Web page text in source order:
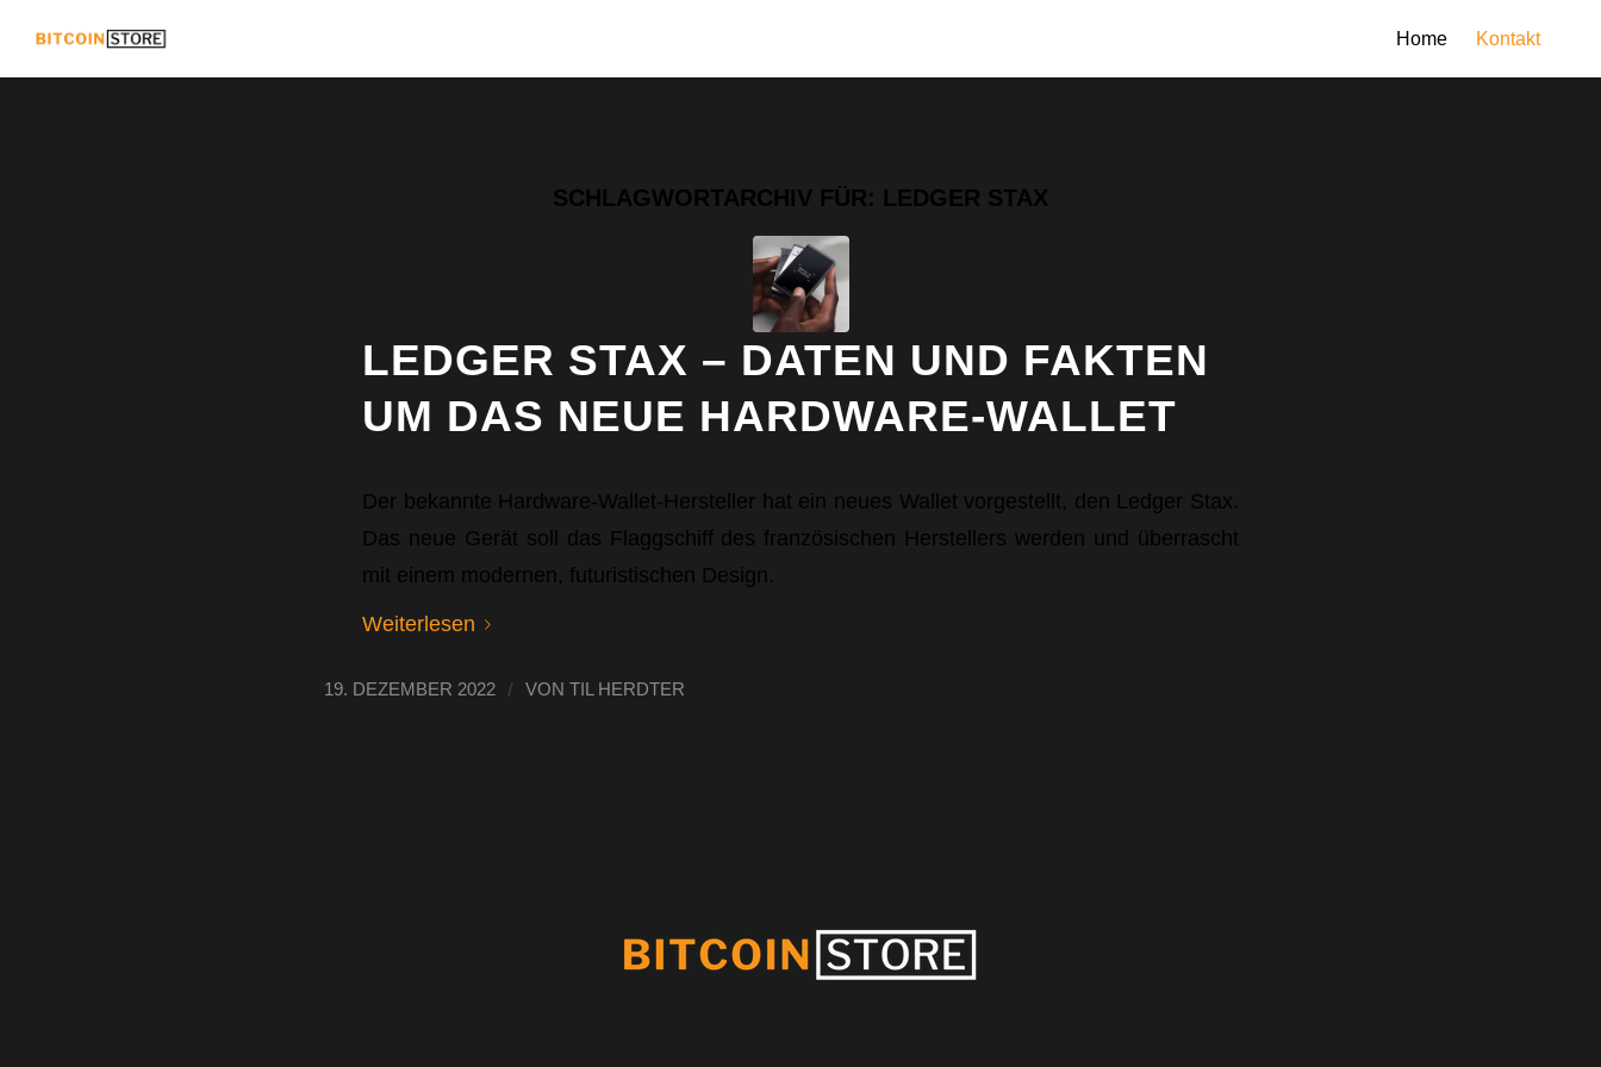
Home Kontakt
SCHLAGWORTARCHIV FÜR: LEDGER STAX
LEDGER STAX – DATEN UND FAKTEN
UM DAS NEUE HARDWARE-WALLET
Der bekannte Hardware-Wallet-Hersteller hat ein neues Wallet vorgestellt, den Ledger Stax.
Das neue Gerät soll das Flaggschiff des französischen Herstellers werden und überrascht
mit einem modernen, futuristischen Design.
Weiterlesen
19. DEZEMBER 2022 / VON TIL HERDTER